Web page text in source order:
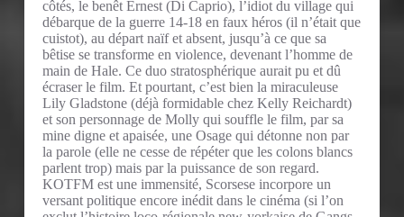
côtés, le benêt Ernest (Di Caprio), l’idiot du village qui
débarque de la guerre 14-18 en faux héros (il n’était que
cuistot), au départ naïf et absent, jusqu’à ce que sa
bêtise se transforme en violence, devenant l’homme de
main de Hale. Ce duo stratosphérique aurait pu et dû
écraser le film. Et pourtant, c’est bien la miraculeuse
Lily Gladstone (déjà formidable chez Kelly Reichardt)
et son personnage de Molly qui souffle le film, par sa
mine digne et apaisée, une Osage qui détonne non par
la parole (elle ne cesse de répéter que les colons blancs
parlent trop) mais par la puissance de son regard.
KOTFM est une immensité, Scorsese incorpore un
versant politique encore inédit dans le cinéma (si l’on